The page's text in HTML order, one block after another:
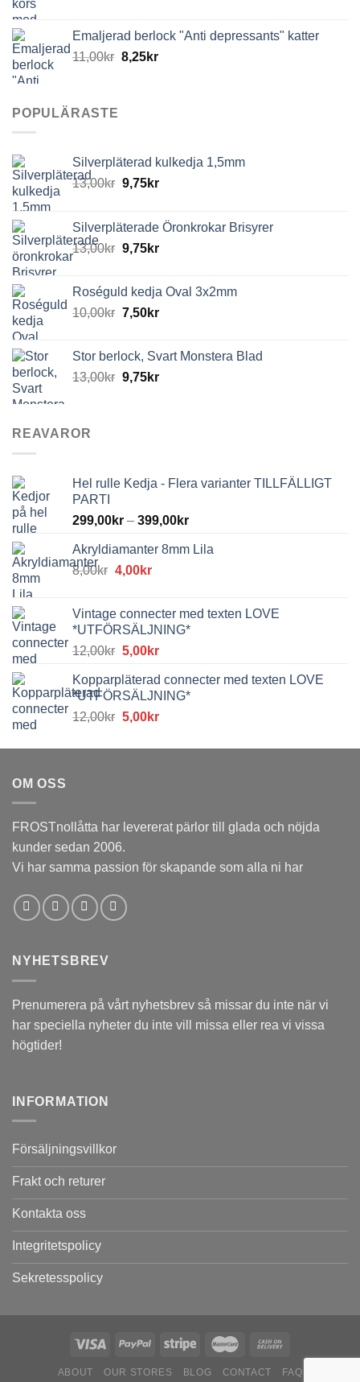
Emaljerad berlock "Anti depressants" katter
11,00kr 8,25kr
POPULÄRASTE
Silverpläterad kulkedja 1,5mm
13,00kr 9,75kr
Silverpläterade Öronkrokar Brisyrer
13,00kr 9,75kr
Roséguld kedja Oval 3x2mm
10,00kr 7,50kr
Stor berlock, Svart Monstera Blad
13,00kr 9,75kr
REAVAROR
Hel rulle Kedja - Flera varianter TILLFÄLLIGT
PARTI
299,00kr – 399,00kr
Akryldiamanter 8mm Lila
8,00kr Det
var:
8,00kr.
4,00krDet
är:
4,00kr.
Vintage connecter med texten LOVE
*UTFÖRSÄLJNING*
12,00kr Det
priset
var:
12,00kr.
5,00krDet
priset
är:
5,00kr.
Kopparpläterad connecter med texten LOVE
*UTFÖRSÄLJNING*
12,00kr Det
priset
5,00krDet
priset
OM OSS
FROSTnollåtta har levererat pärlor till glada och nöjda
kunder sedan 2006.
Vi har samma passion för skapande som alla ni har
NYHETSBREV
Prenumerera på vårt nyhetsbrev så missar du inte när vi
har speciella nyheter du inte vill missa eller rea vi vissa
högtider!
INFORMATION
Försäljningsvillkor
Frakt och returer
Kontakta oss
Integritetspolicy
Sekretesspolicy
ABOUT OUR STORES BLOG CONTACT FAQ